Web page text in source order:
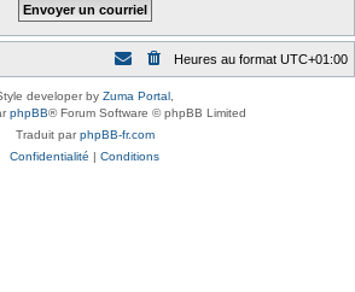
Heures au format UTC+01:00
developer by Zuma Portal
phpBB® Forum Software © phpBB Limited
Traduit parphpBB-fr.com
Confidentialité | Conditions